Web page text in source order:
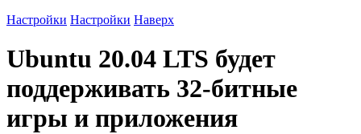
Настройки Настройки Наверх
Ubuntu 20.04 LTS будет
поддерживать 32-битные
игры и приложения